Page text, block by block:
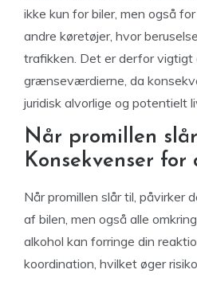
ikke kun for biler, men også
andre køretøjer, hvor
trafikken. Det er derfor vigtigt
grænseværdierne, da
juridisk alvorlige og potentielt
Når promillen
Konsekvenser
Når promillen slår til, påvirker
af bilen, men også alle
alkohol kan forringe din
koordination, hvilket øger